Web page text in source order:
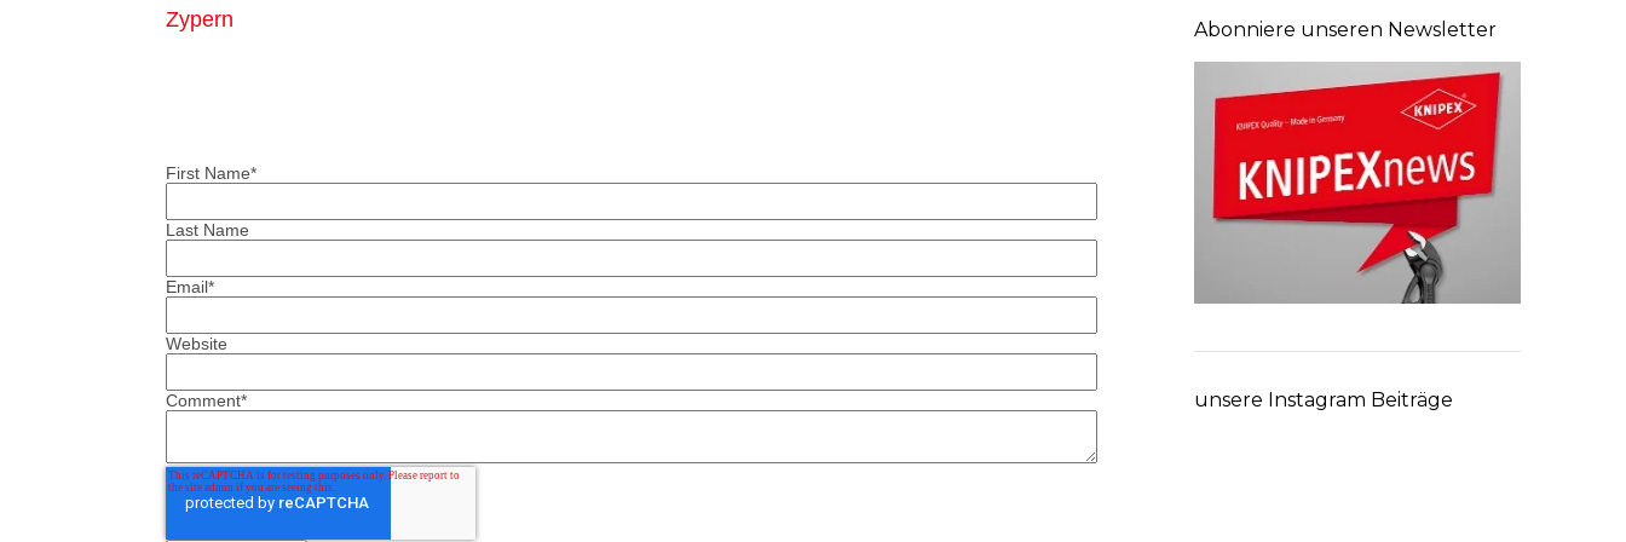
Zypern
First Name*
Last Name
Email*
Website
Comment*
Abonniere unseren Newsletter
unsere Instagram Beiträge